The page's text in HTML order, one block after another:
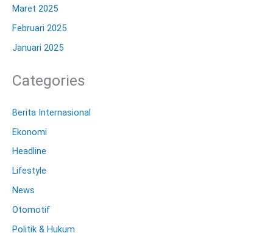
Maret 2025
Februari 2025
Januari 2025
Categories
Berita Internasional
Ekonomi
Headline
Lifestyle
News
Otomotif
Politik & Hukum